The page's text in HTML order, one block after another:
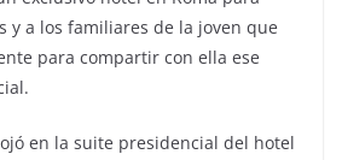
y a los familiares de la joven que
para compartir con ella ese
en la suite presidencial del hotel